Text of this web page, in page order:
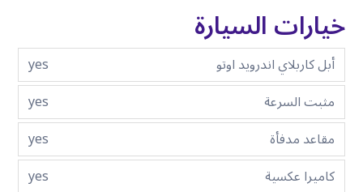
خيارات السيارة
أبل كاربلاي اندرويد اوتو
yes
مثبت السرعة
yes
مقاعد مدفأة
yes
كاميرا عكسية
yes